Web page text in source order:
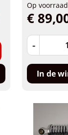
Op voorraad
€
-
In de